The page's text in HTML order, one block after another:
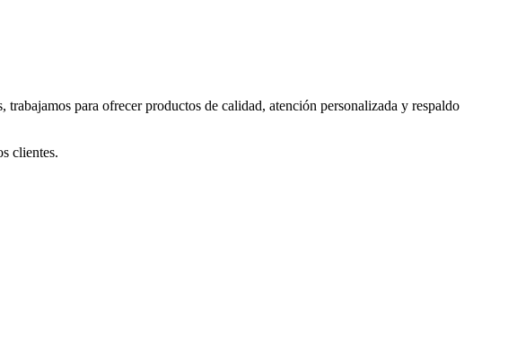
para ofrecer productos de calidad, atención personalizada y respaldo
clientes.